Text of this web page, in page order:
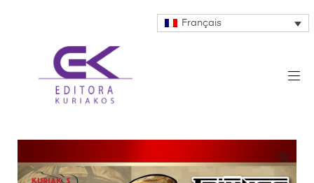
Français